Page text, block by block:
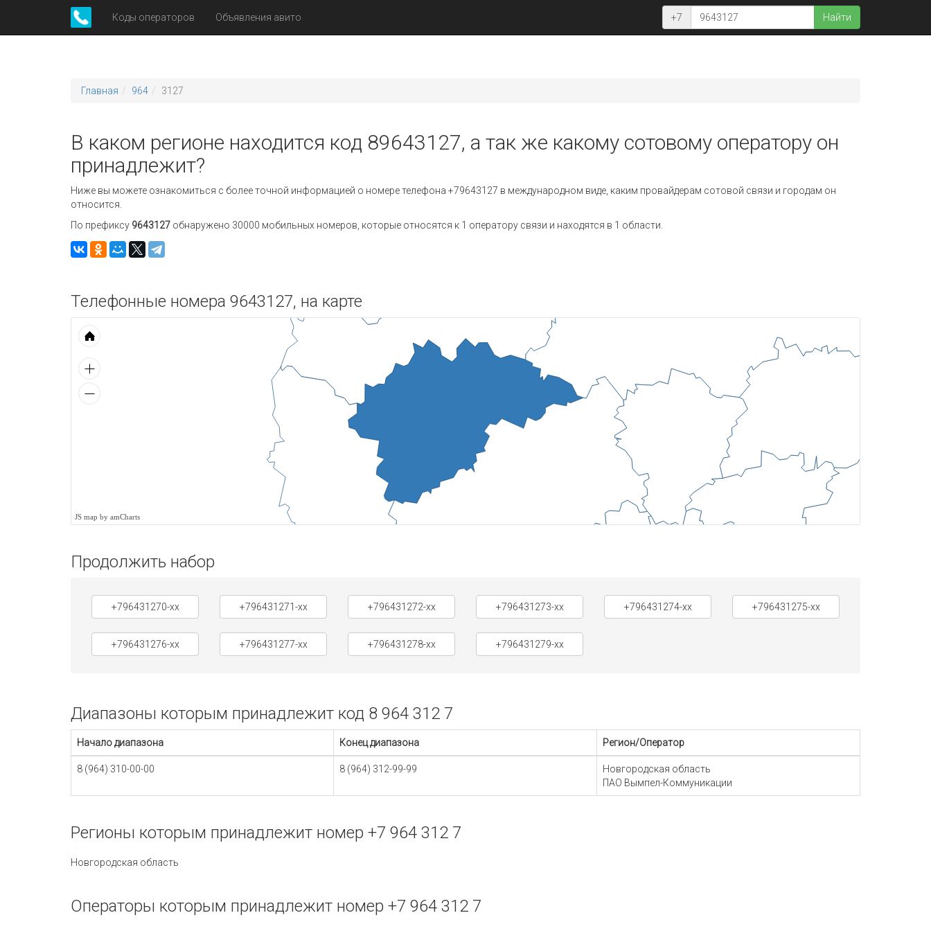
Коды операторов Объявления авито +7 Найти
Главная 964 3127
В каком регионе находится код 89643127, а так же какому сотовому оператору он
принадлежит?
Ниже вы можете ознакомиться с более точной информацией о номере телефона +79643127 в международном виде, каким провайдерам сотовой связи и городам он
относится.
По префиксу 9643127 обнаружено 30000 мобильных номеров, которые относятся к 1 оператору связи и находятся в 1 области.
Телефонные номера 9643127, на карте
JS map by amCharts
Продолжить набор
+796431270-xx +796431271-xx +796431272-xx +796431273-xx +796431274-xx +796431275-xx
+796431276-xx +796431277-xx +796431278-xx +796431279-xx
Диапазоны которым принадлежит код 8 964 312 7
Начало диапазона Конец диапазона Регион/Оператор
8 (964) 310-00-00 8 (964) 312-99-99
Новгородская область
ПАО Вымпел-Коммуникации
Регионы которым принадлежит номер +7 964 312 7
Новгородская область
Операторы которым принадлежит номер +7 964 312 7